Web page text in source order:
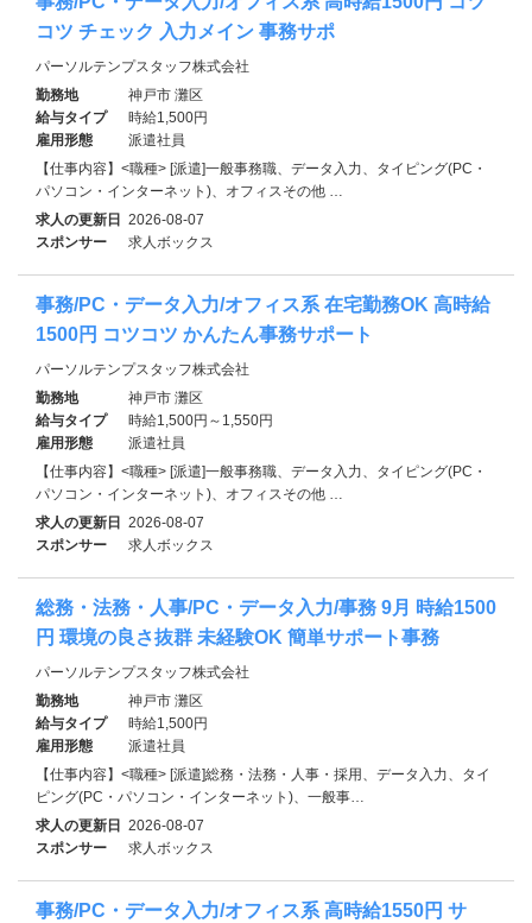
コツ チェック 入力メイン 事務サポ
パーソルテンプスタッフ株式会社
勤務地
神戸市 灘区
給与タイプ
時給1,500円
雇用形態
派遣社員
【仕事内容】<職種> [派遣]一般事務職、データ入力、タイピング(PC・
パソコン・インターネット)、オフィスその他 …
求人の更新日 2026-08-07
スポンサー
求人ボックス
事務/PC・データ入力/オフィス系 在宅勤務OK 高時給
1500円 コツコツ かんたん事務サポート
パーソルテンプスタッフ株式会社
勤務地
神戸市 灘区
給与タイプ
時給1,500円～1,550円
雇用形態
派遣社員
【仕事内容】<職種> [派遣]一般事務職、データ入力、タイピング(PC・
パソコン・インターネット)、オフィスその他 …
求人の更新日 2026-08-07
スポンサー
求人ボックス
総務・法務・人事/PC・データ入力/事務 9月 時給1500
円 環境の良さ抜群 未経験OK 簡単サポート事務
パーソルテンプスタッフ株式会社
勤務地
神戸市 灘区
給与タイプ
時給1,500円
雇用形態
派遣社員
【仕事内容】<職種> [派遣]総務・法務・人事・採用、データ入力、タイ
ピング(PC・パソコン・インターネット)、一般事…
求人の更新日 2026-08-07
スポンサー
求人ボックス
事務/PC・データ入力/オフィス系 高時給1550円 サ